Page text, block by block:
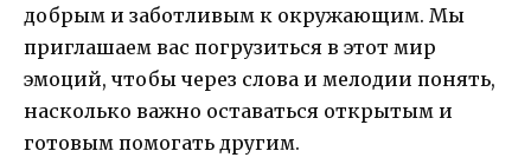
добрым и заботливым к окружающим. Мы
приглашаем вас погрузиться в этот мир
эмоций, чтобы через слова и мелодии понять,
насколько важно оставаться открытым и
готовым помогать другим.